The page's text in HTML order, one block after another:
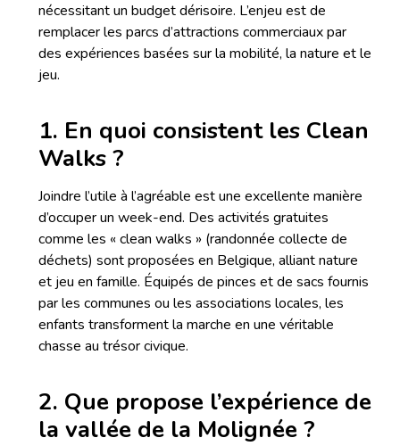
nécessitant un budget dérisoire. L’enjeu est de
remplacer les parcs d’attractions commerciaux par
des expériences basées sur la mobilité, la nature et le
jeu.
1. En quoi consistent les Clean
Walks ?
Joindre l’utile à l’agréable est une excellente manière
d’occuper un week-end. Des activités gratuites
comme les « clean walks » (randonnée collecte de
déchets) sont proposées en Belgique, alliant nature
et jeu en famille. Équipés de pinces et de sacs fournis
par les communes ou les associations locales, les
enfants transforment la marche en une véritable
chasse au trésor civique.
2. Que propose l’expérience de
la vallée de la Molignée ?